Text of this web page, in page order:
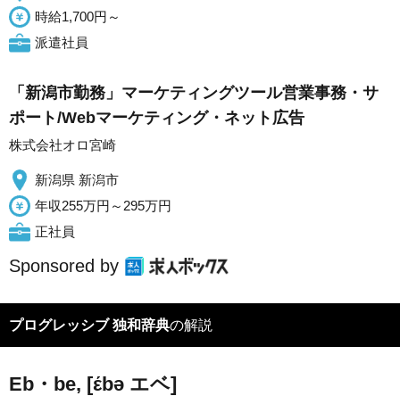
時給1,700円～
派遣社員
「新潟市勤務」マーケティングツール営業事務・サ
ポート/Webマーケティング・ネット広告
株式会社オロ宮崎
新潟県 新潟市
年収255万円～295万円
正社員
Sponsored by
プログレッシブ 独和辞典の解説
Eb・be, [έbə エベ]